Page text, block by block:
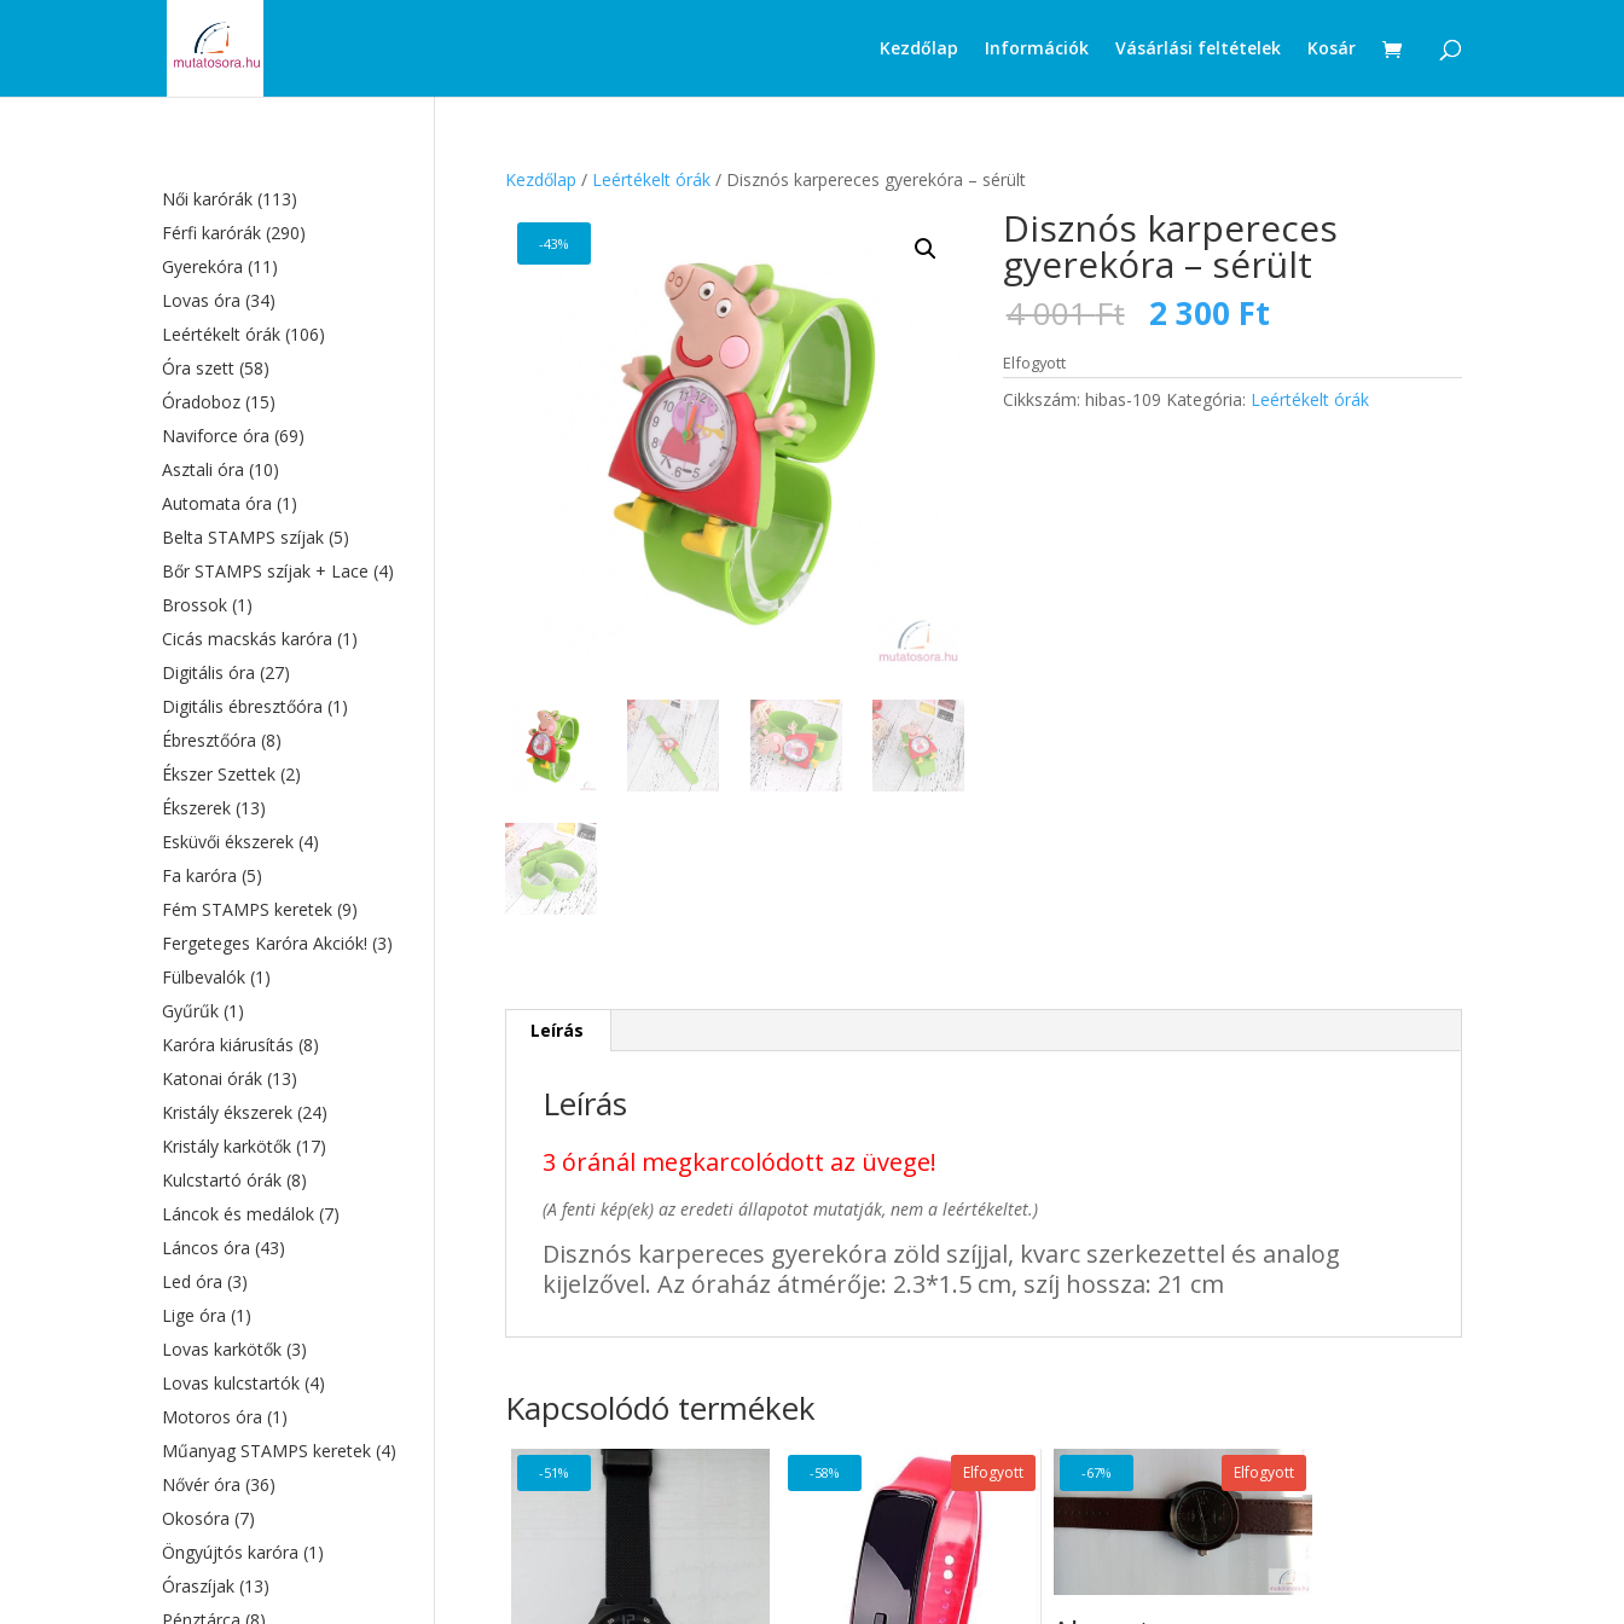
Kezdőlap Információk Vásárlási feltételek Kosár
search
Kezdőlap / Leértékelt órák/ Disznós karpereces gyerekóra – sérült
-43% Disznós karpereces
gyerekóra – sérült
4 001Ft Original
price
was:
4
001 Ft.
2 300 Ft
is:
2
Elfogyott
Cikkszám: hibas-109 Kategória: Leértékelt órák
Leírás
Leírás
3 óránál megkarcolódott az üvege!
(A fenti kép(ek) az eredeti állapotot mutatják, nem a leértékeltet.)
Disznós karpereces gyerekóra zöld szíjjal, kvarc szerkezettel és analog
kijelzővel. Az óraház átmérője: 2.3*1.5 cm, szíj hossza: 21 cm
Kapcsolódó termékek
-51% -58% Elfogyott -67% Elfogyott
Női karórák(113)
Férfi karórák(290)
Gyerekóra(11)
Lovas óra(34)
Leértékelt órák(106)
Óra szett(58)
Óradoboz(15)
Naviforce óra(69)
Asztali óra(10)
Automata óra(1)
Belta STAMPS szíjak(5)
Bőr STAMPS szíjak + Lace(4)
Brossok(1)
Cicás macskás karóra(1)
Digitális óra(27)
Digitális ébresztőóra(1)
Ébresztőóra(8)
Ékszer Szettek(2)
Ékszerek(13)
Esküvői ékszerek(4)
Fa karóra(5)
Fém STAMPS keretek(9)
Fergeteges Karóra Akciók!(3)
Fülbevalók(1)
Gyűrűk(1)
Karóra kiárusítás(8)
Katonai órák(13)
Kristály ékszerek(24)
Kristály karkötők(17)
Kulcstartó órák(8)
Láncok és medálok(7)
Láncos óra(43)
Led óra(3)
Lige óra(1)
Lovas karkötők(3)
Lovas kulcstartók(4)
Motoros óra(1)
Műanyag STAMPS keretek(4)
Nővér óra(36)
Okosóra(7)
Öngyújtós karóra(1)
Óraszíjak(13)